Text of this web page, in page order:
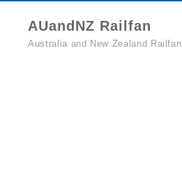
AUandNZ Railfan
Australia and New Zealand Railfan